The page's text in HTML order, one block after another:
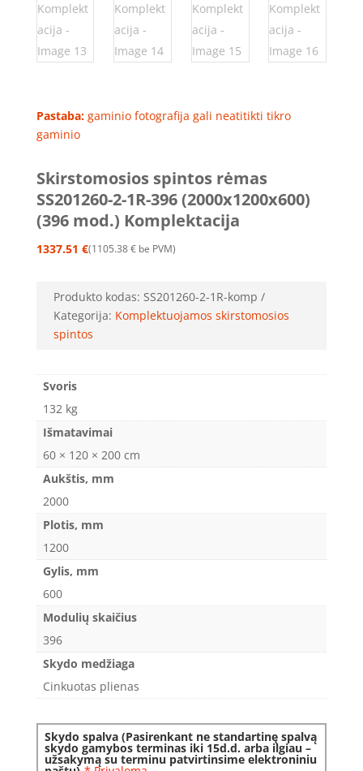
Pastaba:gaminio fotografija gali neatitikti tikro
gaminio
Skirstomosios spintos rėmas
SS201260-2-1R-396 (2000x1200x600)
(396 mod.) Komplektacija
1337.51 € 1105.38€ be PVM
Produkto kodas: SS201260-2-1R-komp
Kategorija: Komplektuojamos skirstomosios
spintos
Svoris
132 kg
Išmatavimai
60 × 120 × 200 cm
Aukštis, mm
2000
Plotis, mm
1200
Gylis, mm
600
Modulių skaičius
396
Skydo medžiaga
Cinkuotas plienas
Skydo spalva (Pasirenkant ne standartinę spalvą
skydo gamybos terminas iki 15d.d. arba ilgiau –
užsakymą su terminu patvirtinsime elektroniniu